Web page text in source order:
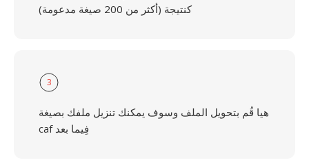
كنتيجة (أكثر من 200 صيغة مدعومة)
3
هيا قُم بتحويل الملف وسوف يمكنك تنزيل ملفك بصيغة
caf فِيما بعد